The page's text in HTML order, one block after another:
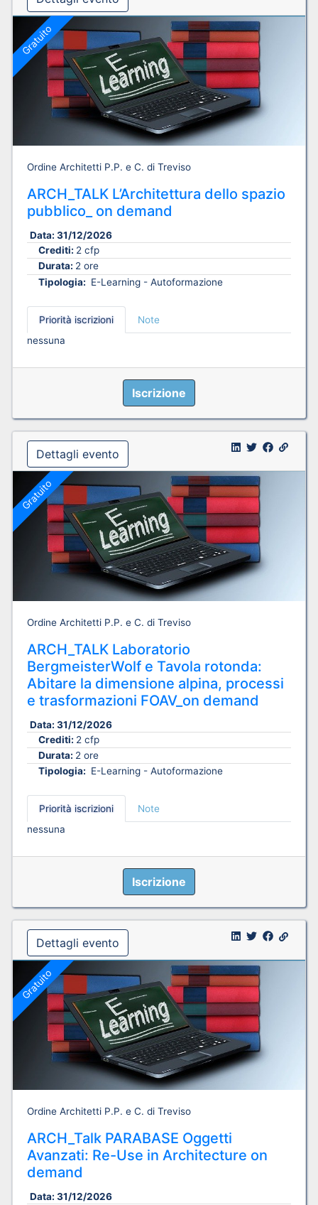
Gratuito
Ordine Architetti P.P. e C. di Treviso
ARCH_TALK L’Architettura dello spazio
pubblico_ on demand
Data: 31/12/2026
Crediti: 2 cfp
Durata: 2 ore
Tipologia: E-Learning - Autoformazione
Priorità iscrizioni
Note
nessuna
Iscrizione
Dettagli evento
Gratuito
Ordine Architetti P.P. e C. di Treviso
ARCH_TALK Laboratorio
BergmeisterWolf e Tavola rotonda:
Abitare la dimensione alpina, processi
e trasformazioni FOAV_on demand
Data: 31/12/2026
Crediti: 2 cfp
Durata: 2 ore
Tipologia: E-Learning - Autoformazione
Priorità iscrizioni
Note
nessuna
Iscrizione
Dettagli evento
Gratuito
Ordine Architetti P.P. e C. di Treviso
ARCH_Talk PARABASE Oggetti
Avanzati: Re-Use in Architecture on
demand
Data: 31/12/2026